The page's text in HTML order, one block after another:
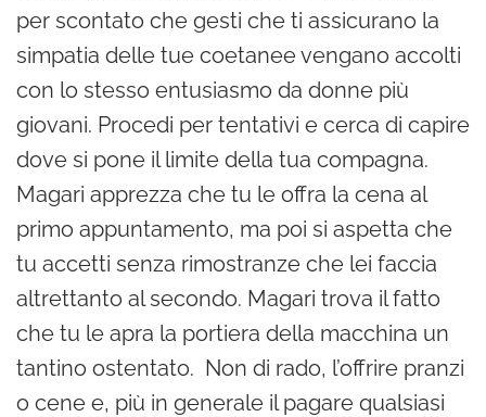
per scontato che gesti che ti assicurano la
simpatia delle tue coetanee vengano accolti
con lo stesso entusiasmo da donne più
giovani. Procedi per tentativi e cerca di capire
dove si pone il limite della tua compagna.
Magari apprezza che tu le offra la cena al
primo appuntamento, ma poi si aspetta che
tu accetti senza rimostranze che lei faccia
altrettanto al secondo. Magari trova il fatto
che tu le apra la portiera della macchina un
tantino ostentato. Non di rado, l’offrire pranzi
o cene e, più in generale il pagare qualsiasi